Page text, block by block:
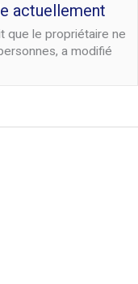
actuellement
que le propriétaire ne
a modifié